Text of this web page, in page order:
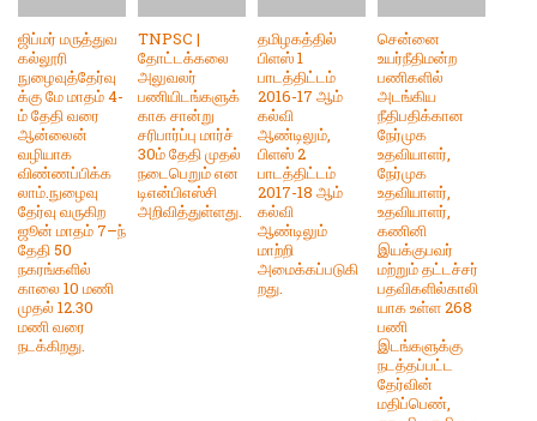
ஜிப்மர் மருத்துவ
கல்லூரி
நுழைவுத்தேர்வு
க்கு மே மாதம் 4-
ம் தேதி வரை
ஆன்லைன்
வழியாக
விண்ணப்பிக்க
லாம்.நுழைவு
தேர்வு வருகிற
ஜூன் மாதம் 7–ந்
தேதி 50
நகரங்களில்
காலை 10 மணி
முதல் 12.30
மணி வரை
நடக்கிறது.
TNPSC |
தோட்டக்கலை
அலுவலர்
பணியிடங்களுக்
காக சான்று
சரிபார்ப்பு மார்ச்
30ம் தேதி முதல்
நடைபெறும் என
டிஎன்பிஎஸ்சி
அறிவித்துள்ளது.
தமிழகத்தில்
பிளஸ் 1
பாடத்திட்டம்
2016-17 ஆம்
கல்வி
ஆண்டிலும்,
பிளஸ் 2
பாடத்திட்டம்
2017-18 ஆம்
கல்வி
ஆண்டிலும்
மாற்றி
அமைக்கப்படுகி
றது.
சென்னை
உயர்நீதிமன்ற
பணிகளில்
அடங்கிய
நீதிபதிக்கான
நேர்முக
உதவியாளர்,
நேர்முக
உதவியாளர்,
உதவியாளர்,
கணினி
இயக்குபவர்
மற்றும் தட்டச்சர்
பதவிகளில்காலி
யாக உள்ள 268
பணி
இடங்களுக்கு
நடத்தப்பட்ட
தேர்வின்
மதிப்பெண்,